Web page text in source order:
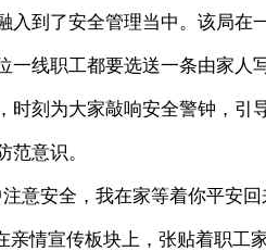
入到了安全管理当中。该局
一线职工都要选送一条由家
时刻为大家敲响安全警钟，
范意识。
安全，我在家等着你平安回
亲情宣传板块上，张贴着职